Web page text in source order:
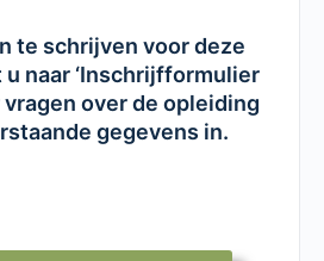
te schrijven voor deze
naar ‘Inschrijfformulier
vragen over de opleiding
gegevens in.